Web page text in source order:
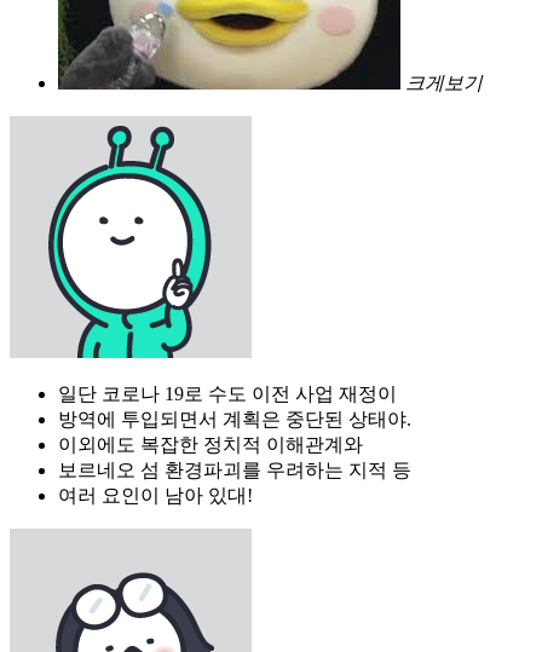
크게보기
일단 코로나 19로 수도 이전 사업 재정이
방역에 투입되면서 계획은 중단된 상태야.
이외에도 복잡한 정치적 이해관계와
보르네오 섬 환경파괴를 우려하는 지적 등
여러 요인이 남아 있대!